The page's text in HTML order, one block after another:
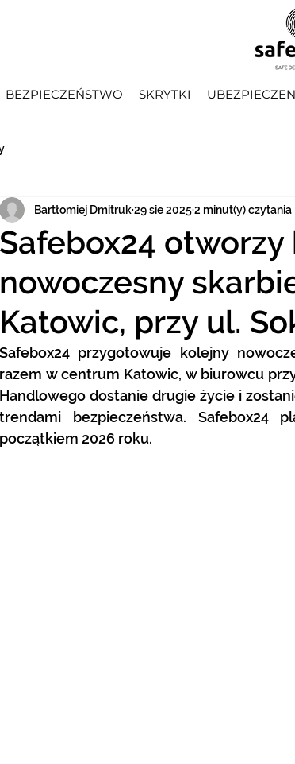
BEZPIECZEŃSTWO SKRYTKI
Safebox24
nowoczesny
Katowic, przy ul.
Bartłomiej Dmitruk29 sie 20252 minut(y) czytania
Safebox24 przygotowuje kolejny
razem w centrum Katowic, w biurowcu
Handlowego dostanie drugie życie i
trendami bezpieczeństwa.
początkiem 2026 roku.